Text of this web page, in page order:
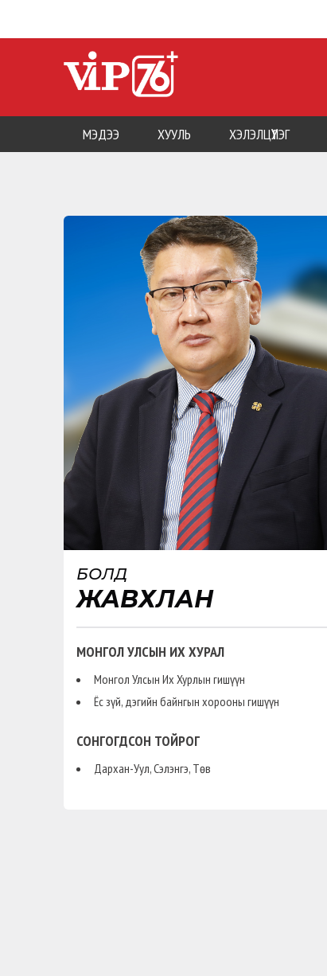
МЭДЭЭ ХУУЛЬ ХЭЛЭЛЦҮҮЛЭГ
БОЛД
ЖАВХЛАН
МОНГОЛ УЛСЫН ИХ ХУРАЛ
Монгол Улсын Их Хурлын гишүүн
Ёс зүй, дэгийн байнгын хорооны гишүүн
СОНГОГДСОН ТОЙРОГ
Дархан-Уул, Сэлэнгэ, Төв